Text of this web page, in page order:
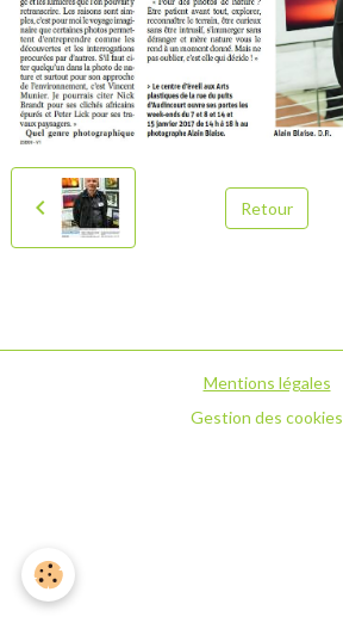
Retour
Mentions légales
Gestion des cookies